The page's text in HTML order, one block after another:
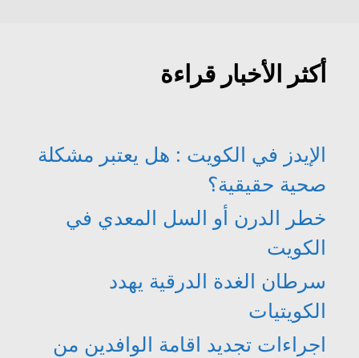
أكثر الأخبار قراءة
الإيدز في الكويت : هل يعتبر مشكلة
صحية حقيقية؟
خطر الدرن أو السل المعدي في
الكويت
سرطان الغدة الدرقية يهدد
الكويتيات
اجراءات تجديد اقامة الوافدين من